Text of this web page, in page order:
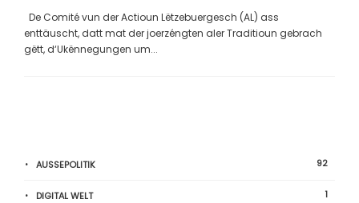
De Comité vun der Actioun Lëtzebuergesch (AL) ass
enttäuscht, datt mat der joerzéngten aler Traditioun gebrach
gëtt, d‘Ukënnegungen um...
AUSSEPOLITIK 92
DIGITAL WELT 1